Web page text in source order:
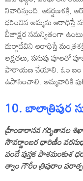
నివారిస్తుంది. ఆకర్షణశక్తి,
ధరించిన అమ్మను ఆరాధిస్తే
బీజాక్షర సమన్వితంగా
దుర్గాదేవిని ఆరాధిస్తే
అక్షతలు, పసుపు పూలతో
పారాయణ చేయాలి. ఓం ఐం
ఉపాసించాలి. అమ్మవారికి
10. బాలాత్రిపుర
హ్రీంకారాసన గర్భితానల
సౌవర్ణాంబర ధారిణీం
వందే పుస్తక పాశమంకుశ
త్వాం గౌరీం త్రిపురాం